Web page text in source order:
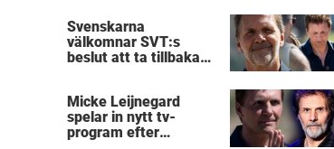
Svenskarna
välkomnar SVT:s
beslut att ta tillbaka
Micke Leijnegard
spelar in nytt tv-
program efter